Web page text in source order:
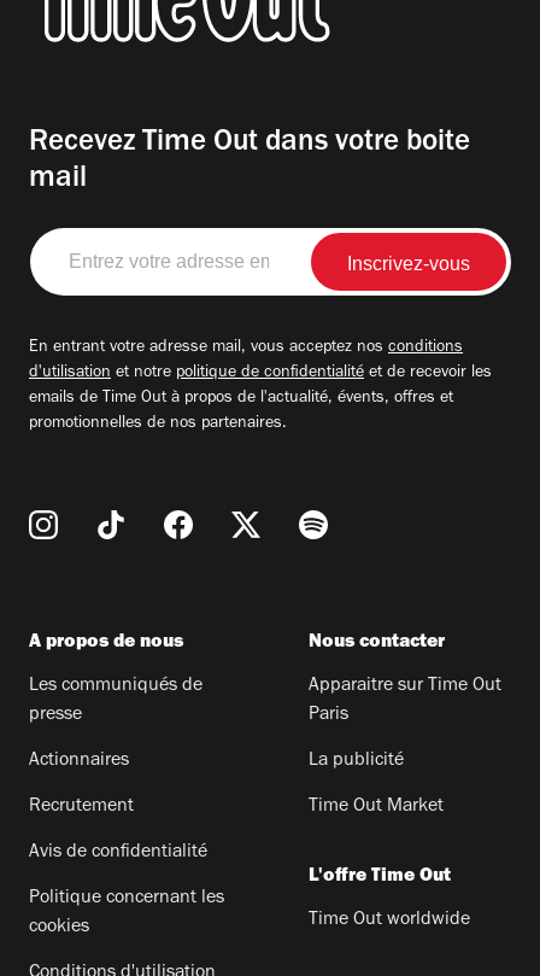
Recevez Time Out dans votre boite
mail
Entrez
votre
adresse
En entrant votre adresse mail, vous acceptez nos conditions
d'utilisation et notre politique de confidentialité et de recevoir les
emails de Time Out à propos de l'actualité, évents, offres et
promotionnelles de nos partenaires.
A propos de nous
Les communiqués de
presse
Actionnaires
Recrutement
Avis de confidentialité
Politique concernant les
cookies
Nous contacter
Apparaitre sur Time Out
Paris
La publicité
Time Out Market
L'offre Time Out
Time Out worldwide